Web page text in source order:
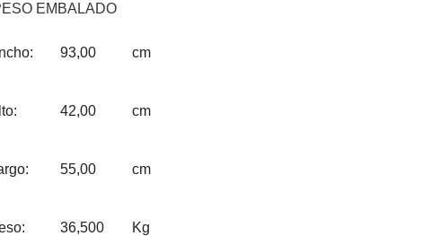
EMBALADO
93,00 cm
42,00 cm
55,00 cm
36,500 Kg